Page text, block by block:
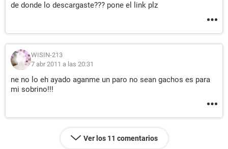
de donde lo descargaste??? pone el link plz
WISIN-213
7 abr 2011 a las 20:31
ne no lo eh ayado aganme un paro no sean gachos es para
mi sobrino!!!
Ver los 11 comentarios